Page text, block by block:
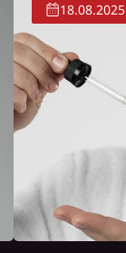
18.08.2025